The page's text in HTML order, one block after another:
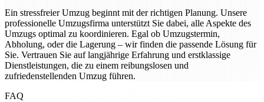
Ein stressfreier Umzug beginnt mit der richtigen Planung. Unsere
professionelle Umzugsfirma unterstützt Sie dabei, alle Aspekte des
Umzugs optimal zu koordinieren. Egal ob Umzugstermin,
Abholung, oder die Lagerung – wir finden die passende Lösung für
Sie. Vertrauen Sie auf langjährige Erfahrung und erstklassige
Dienstleistungen, die zu einem reibungslosen und
zufriedenstellenden Umzug führen.
FAQ